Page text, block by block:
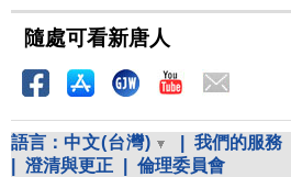
隨處可看新唐人
語言： 中文(台灣) 我們的服務
澄清與更正 倫理委員會